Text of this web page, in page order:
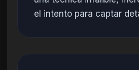
el intento para captar